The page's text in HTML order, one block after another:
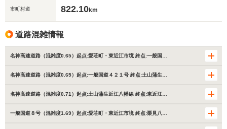
市町村道 822.10km
道路混雑情報
名神高速道路（混雑度0.65）起点:愛荘町・東近江市境 終点:一般国…
名神高速道路（混雑度0.65）起点:一般国道４２１号 終点:土山蒲生…
名神高速道路（混雑度0.71）起点:土山蒲生近江八幡線 終点:東近江…
一般国道８号（混雑度1.69）起点:愛荘町・東近江市境 終点:栗見八…